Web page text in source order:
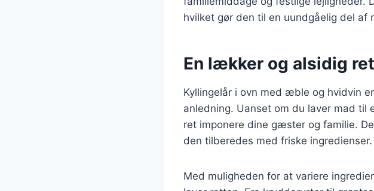
hvilket gør den til en uundgåelig del af
En lækker og alsidig
Kyllingelår i ovn med æble og hvidvin
anledning. Uanset om du laver mad til
ret imponere dine gæster og familie.
den tilberedes med friske ingredienser.
Med muligheden for at variere